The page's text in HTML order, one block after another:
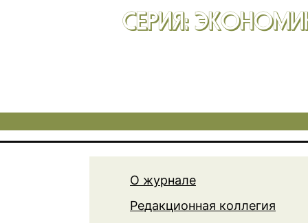
СЕРИЯ:
О журнале
Редакционная коллегия